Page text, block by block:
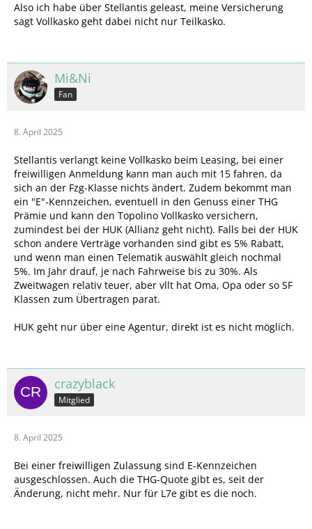
Also ich habe über Stellantis geleast, meine Versicherung
sagt Vollkasko geht dabei nicht nur Teilkasko.
Mi&Ni
Fan
8. April 2025
Stellantis verlangt keine Vollkasko beim Leasing, bei einer
freiwilligen Anmeldung kann man auch mit 15 fahren, da
sich an der Fzg-Klasse nichts ändert. Zudem bekommt man
ein "E"-Kennzeichen, eventuell in den Genuss einer THG
Prämie und kann den Topolino Vollkasko versichern,
zumindest bei der HUK (Allianz geht nicht). Falls bei der HUK
schon andere Verträge vorhanden sind gibt es 5% Rabatt,
und wenn man einen Telematik auswählt gleich nochmal
5%. Im Jahr drauf, je nach Fahrweise bis zu 30%. Als
Zweitwagen relativ teuer, aber vllt hat Oma, Opa oder so SF
Klassen zum Übertragen parat.
HUK geht nur über eine Agentur, direkt ist es nicht möglich.
crazyblack
Mitglied
8. April 2025
Bei einer freiwilligen Zulassung sind E-Kennzeichen
ausgeschlossen. Auch die THG-Quote gibt es, seit der
Änderung, nicht mehr. Nur für L7e gibt es die noch.